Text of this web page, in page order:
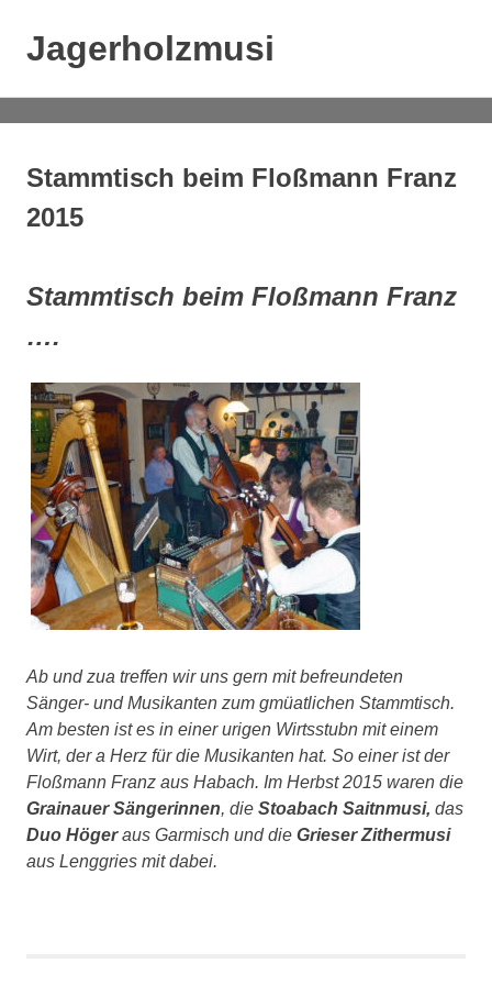
Inhalt
springen
Jagerholzmusi
Stammtisch beim Floßmann Franz
2015
Stammtisch beim Floßmann Franz
….
Ab und zua treffen wir uns gern mit befreundeten
Sänger- und Musikanten zum gmüatlichen Stammtisch.
Am besten ist es in einer urigen Wirtsstubn mit einem
Wirt, der a Herz für die Musikanten hat. So einer ist der
Floßmann Franz aus Habach. Im Herbst 2015 waren die
Grainauer Sängerinnen, die Stoabach Saitnmusi, das
Duo Högeraus Garmisch und die Grieser Zithermusi
aus Lenggries mit dabei.